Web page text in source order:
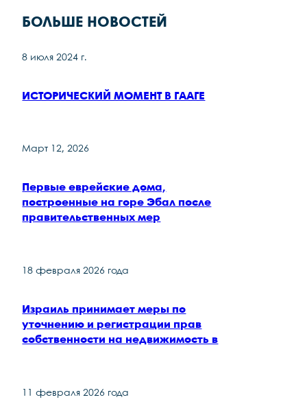
БОЛЬШЕ НОВОСТЕЙ
8 июля 2024 г.
ИСТОРИЧЕСКИЙ МОМЕНТ В ГААГЕ
Март 12, 2026
Первые еврейские дома,
построенные на горе Эбал после
правительственных мер
18 февраля 2026 года
Израиль принимает меры по
уточнению и регистрации прав
собственности на недвижимость в
11 февраля 2026 года